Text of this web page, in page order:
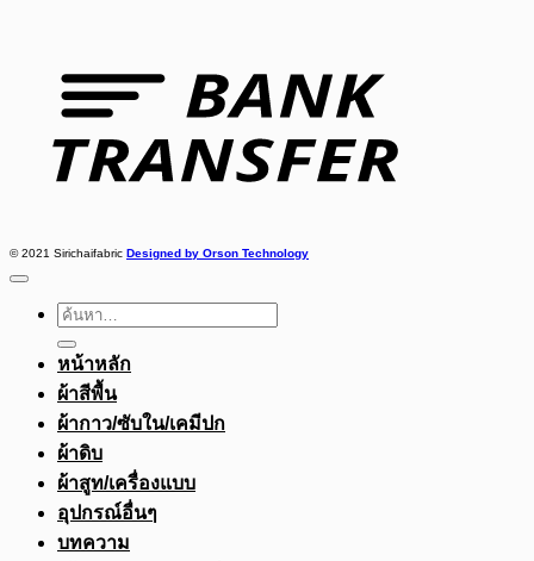
© 2021 Sirichaifabric Designed by Orson Technology
ค้นหา:
หน้าหลัก
ผ้าสีพื้น
ผ้ากาว/ซับใน/เคมีปก
ผ้าดิบ
ผ้าสูท/เครื่องแบบ
อุปกรณ์อื่นๆ
บทความ